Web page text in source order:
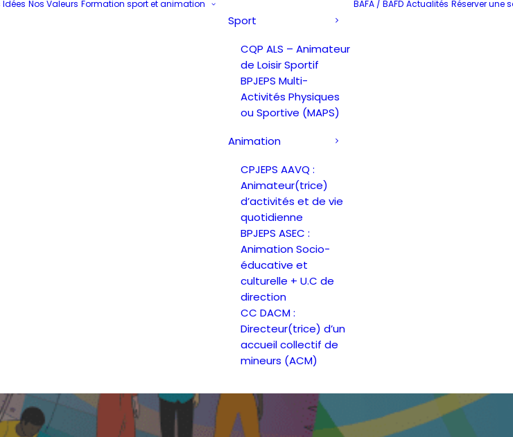
Idées Nos Valeurs Formation sport et animation
Sport
CQP ALS – Animateur
de Loisir Sportif
BPJEPS Multi-
Activités Physiques
ou Sportive (MAPS)
Animation
CPJEPS AAVQ :
Animateur(trice)
d’activités et de vie
quotidienne
BPJEPS ASEC :
Animation Socio-
éducative et
culturelle + U.C de
direction
CC DACM :
Directeur(trice) d’un
accueil collectif de
mineurs (ACM)
BAFA / BAFD Actualités Réserver une